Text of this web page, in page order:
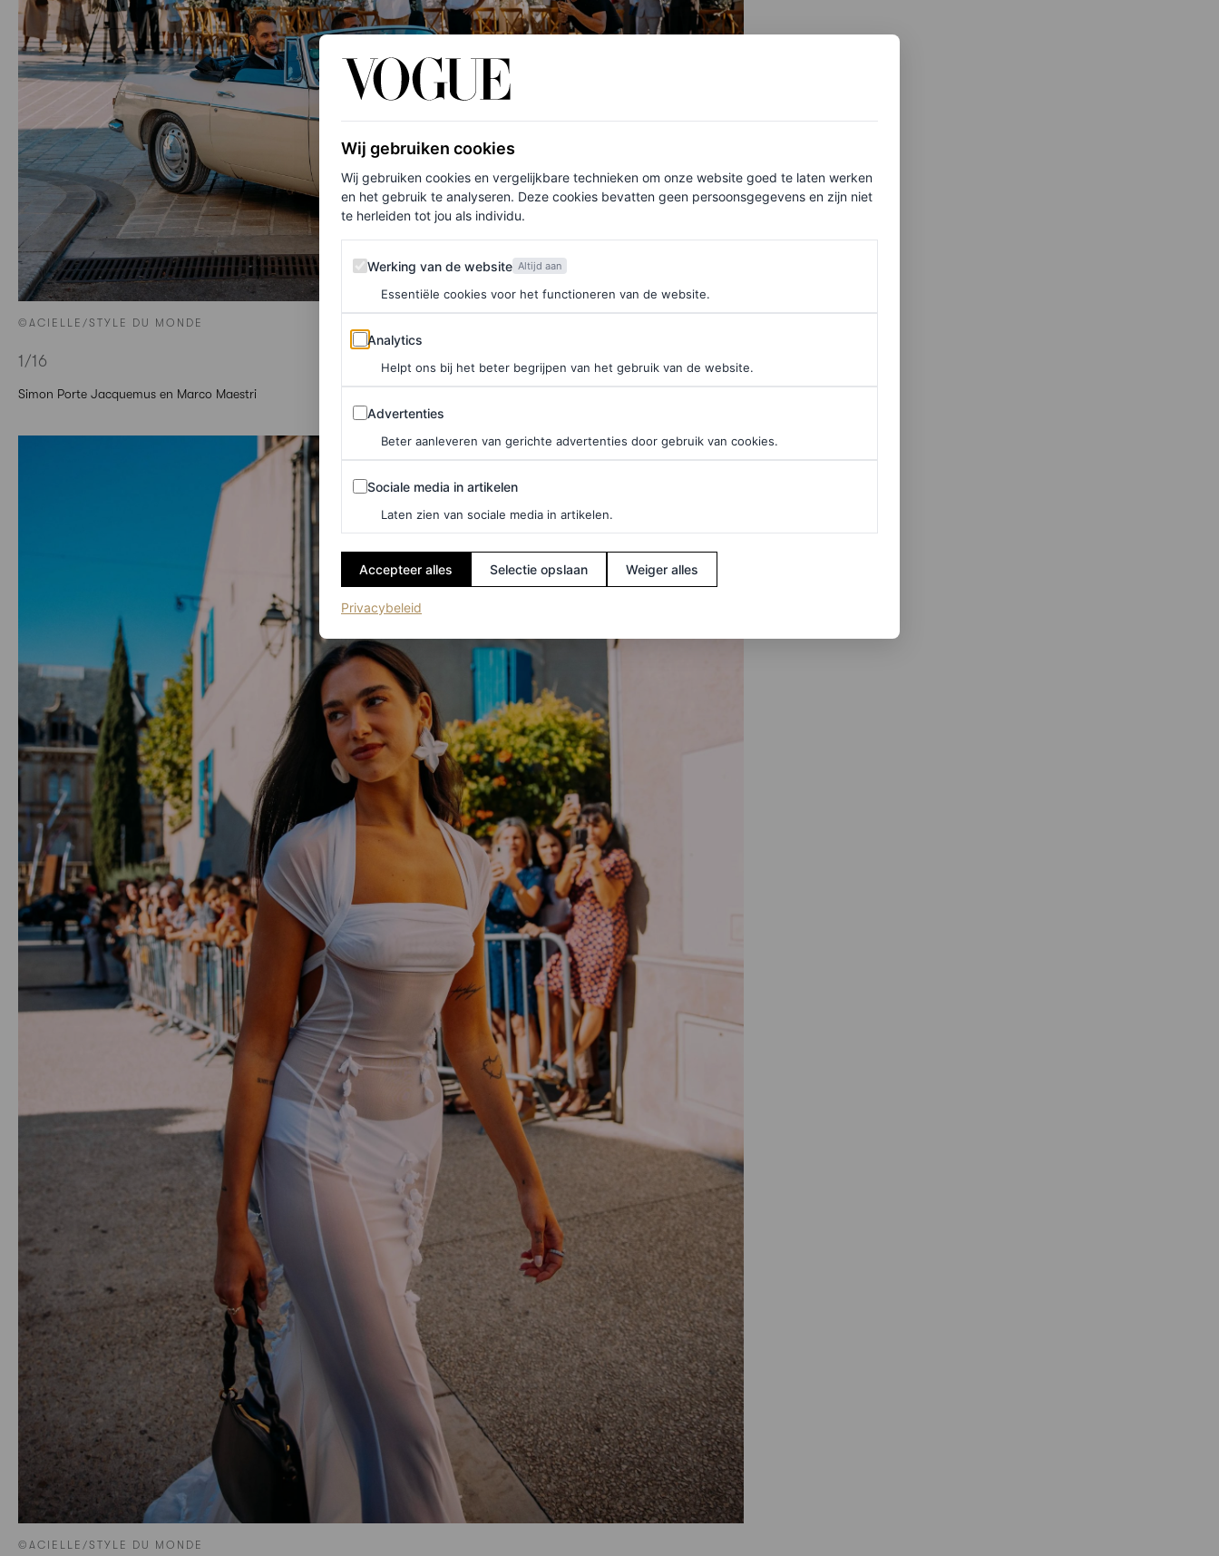
©ACIELLE/STYLE DU MONDE
1/16
Simon Porte Jacquemus en Marco Maestri
©ACIELLE/STYLE DU MONDE
Wij gebruiken cookies
Wij gebruiken cookies en vergelijkbare technieken om onze website goed te laten werken
en het gebruik te analyseren. Deze cookies bevatten geen persoonsgegevens en zijn niet
te herleiden tot jou als individu.
Werking van de website
Werking van de website Altijd aan
Essentiële cookies voor het functioneren van de website.
Analytics
Analytics
Helpt ons bij het beter begrijpen van het gebruik van de website.
Advertenties
Advertenties
Beter aanleveren van gerichte advertenties door gebruik van cookies.
Sociale media in artikelen
Sociale media in artikelen
Laten zien van sociale media in artikelen.
Accepteer alles Selectie opslaan Weiger alles
Privacybeleid